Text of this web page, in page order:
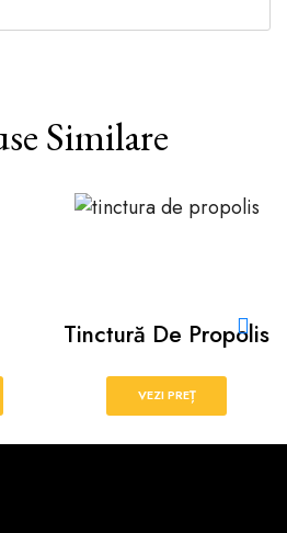
Similare
Tinctură De Propolis
VEZI PREȚ